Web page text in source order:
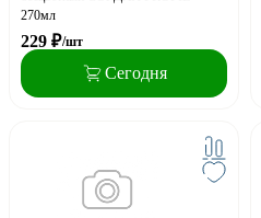
270мл
229 ₽/шт
Сегодня